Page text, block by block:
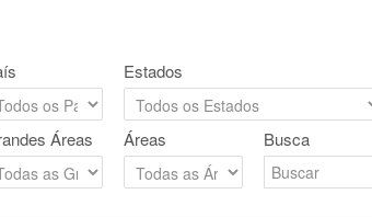
Estados
Áreas Áreas Busca